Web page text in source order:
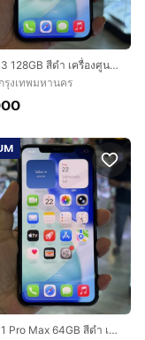
iPhone13 128GB สีดำ เครื่องศูนย์ โมเดลTH สภาพสวยมากๆ🔥🔥
งเทพมหานคร
iPhone11 Pro Max 64GB สีดำ เครื่องศูนย์ โมเดลTH สภาพสวยมากๆ🔥🔥